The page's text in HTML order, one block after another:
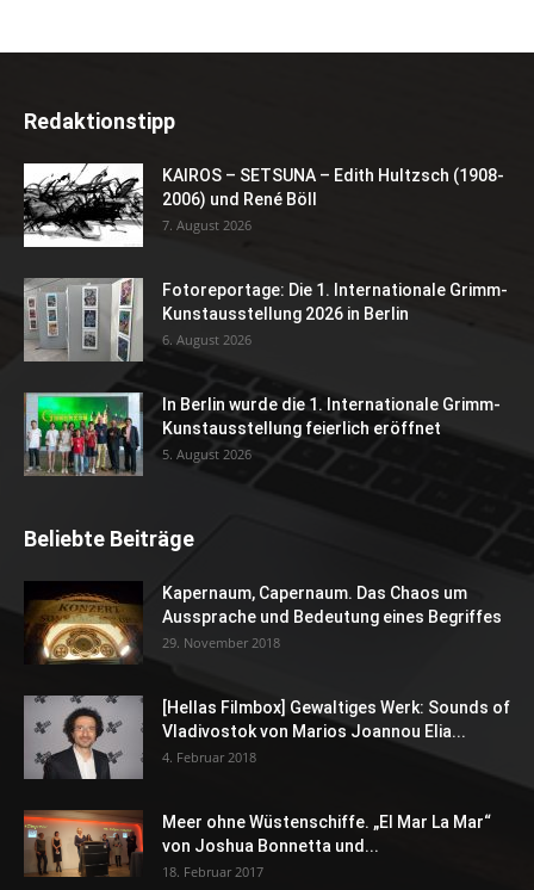
Redaktionstipp
KAIROS – SETSUNA – Edith Hultzsch (1908-
2006) und René Böll
7. August 2026
Fotoreportage: Die 1. Internationale Grimm-
Kunstausstellung 2026 in Berlin
6. August 2026
In Berlin wurde die 1. Internationale Grimm-
Kunstausstellung feierlich eröffnet
5. August 2026
Beliebte Beiträge
Kapernaum, Capernaum. Das Chaos um
Aussprache und Bedeutung eines Begriffes
29. November 2018
[Hellas Filmbox] Gewaltiges Werk: Sounds of
Vladivostok von Marios Joannou Elia...
4. Februar 2018
Meer ohne Wüstenschiffe. „El Mar La Mar“
von Joshua Bonnetta und...
18. Februar 2017